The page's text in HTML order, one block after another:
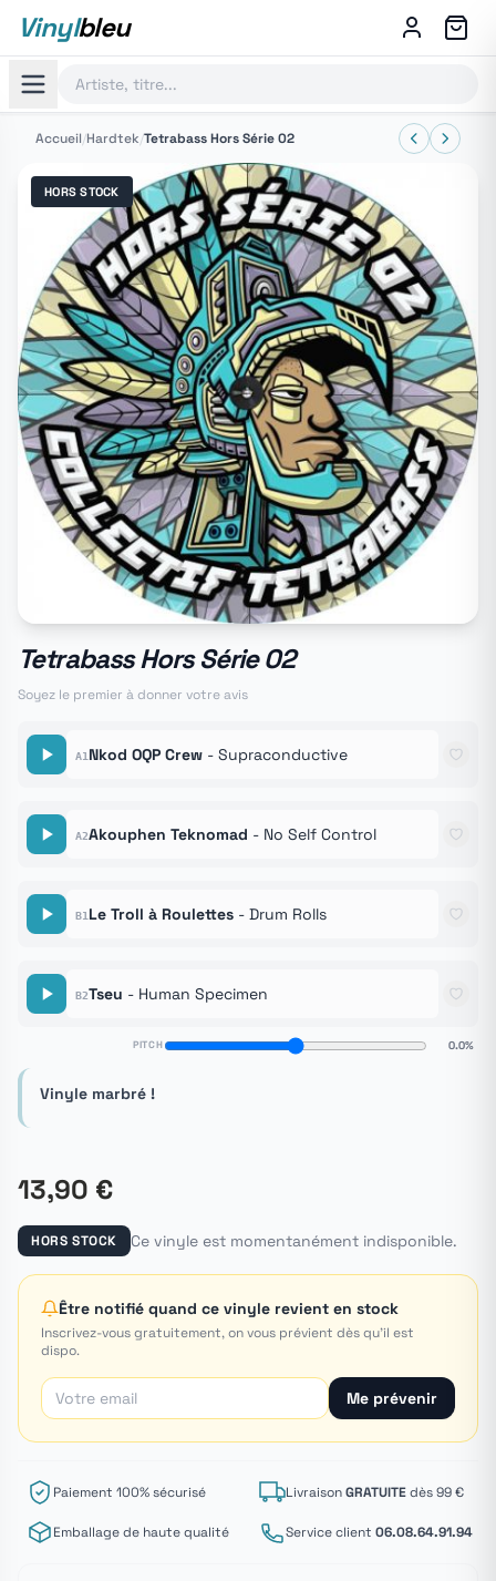
Vinylbleu
Accueil/Hardtek/Tetrabass Hors Série 02
HORS STOCK
Tetrabass Hors Série 02
Soyez le premier à donner votre avis
A1 Nkod OQP Crew - Supraconductive
A2Akouphen Teknomad - No Self Control
B1 Le Troll à Roulettes - Drum Rolls
B2Tseu - Human Specimen
PITCH 0.0%
Vinyle marbré !
13,90 €
HORS STOCK Ce vinyle est momentanément indisponible.
Être notifié quand ce vinyle revient en stock
Inscrivez-vous gratuitement, on vous prévient dès qu'il est
dispo.
Me prévenir
Paiement 100% sécurisé LivraisonGRATUITEdès 99 €
Emballage de haute qualité Service client 06.08.64.91.94